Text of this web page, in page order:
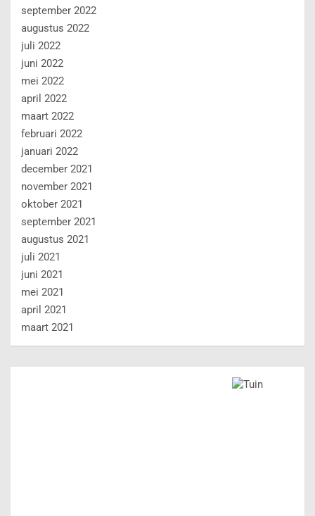
september 2022
augustus 2022
juli 2022
juni 2022
mei 2022
april 2022
maart 2022
februari 2022
januari 2022
december 2021
november 2021
oktober 2021
september 2021
augustus 2021
juli 2021
juni 2021
mei 2021
april 2021
maart 2021